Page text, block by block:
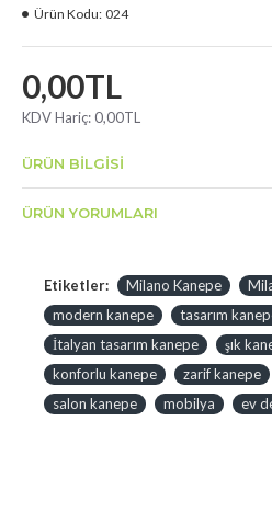
0,00TL
KDV Hariç:0,00TL
Ürün Kodu: 024
ÜRÜN BILGISI
ÜRÜN YORUMLARI
Etiketler: Milano Kanepe
modern kanepe
tasarım
İtalyan tasarım kanepe
şık
konforlu kanepe
zarif kanepe
salon kanepe
mobilya ev